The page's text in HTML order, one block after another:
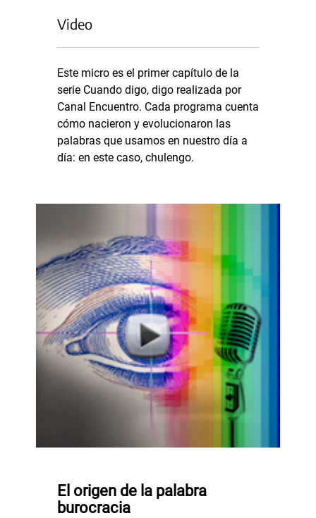
Video
Este micro es el primer capítulo de la
serie Cuando digo, digo realizada por
Canal Encuentro. Cada programa cuenta
cómo nacieron y evolucionaron las
palabras que usamos en nuestro día a
día: en este caso, chulengo.
El origen de la palabra
burocracia